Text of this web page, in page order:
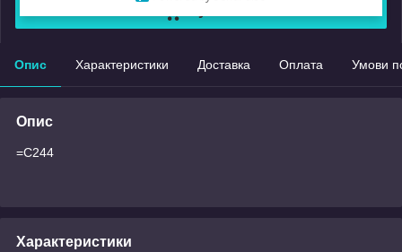
Опис Характеристики Доставка Оплата Умови
Опис
=C244
Характеристики